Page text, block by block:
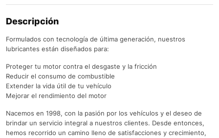
Descripción
Formulados con tecnología de última generación, nuestros
lubricantes están diseñados para:
Proteger tu motor contra el desgaste y la fricción
Reducir el consumo de combustible
Extender la vida útil de tu vehículo
Mejorar el rendimiento del motor
Nacemos en 1998, con la pasión por los vehículos y el deseo de
brindar un servicio integral a nuestros clientes. Desde entonces,
hemos recorrido un camino lleno de satisfacciones y crecimiento,